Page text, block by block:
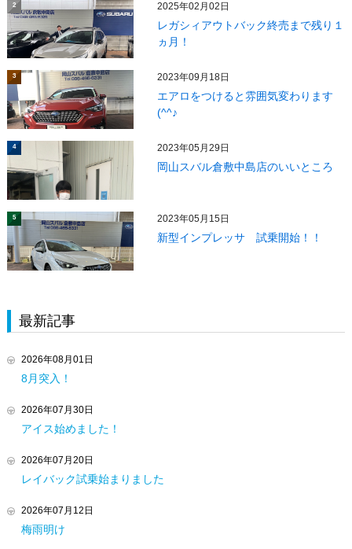
2 2025年02月02日
レガシィアウトバック終売まで残り１
ヵ月！
3 2023年09月18日
エアロをつけると雰囲気変わります
(^^♪
4 2023年05月29日
岡山スバル倉敷中島店のいいところ
5 2023年05月15日
新型インプレッサ 試乗開始！！
最新記事
2026年08月01日
8月突入！
2026年07月30日
アイス始めました！
2026年07月20日
レイバック試乗始まりました
2026年07月12日
梅雨明け